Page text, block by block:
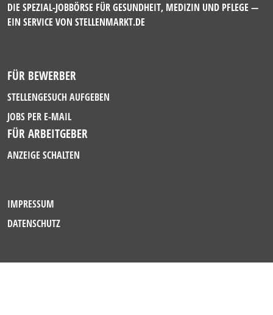
DIE SPEZIAL-JOBBÖRSE FÜR GESUNDHEIT, MEDIZIN UND PFLEGE —
EIN SERVICE VON STELLENMARKT.DE
FÜR BEWERBER
STELLENGESUCH AUFGEBEN
JOBS PER E-MAIL
FÜR ARBEITGEBER
ANZEIGE SCHALTEN
IMPRESSUM
DATENSCHUTZ